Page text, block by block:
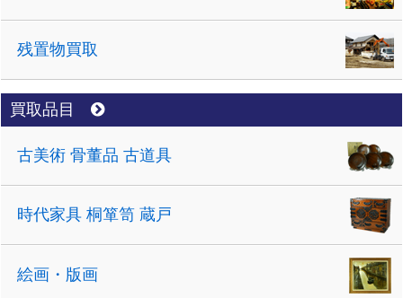
残置物買取
買取品目
古美術 骨董品 古道具
時代家具 桐箪笥 蔵戸
絵画・版画